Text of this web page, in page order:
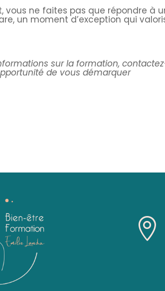
vous ne faites pas que répondre à
un moment d’exception qui
sur la formation,
de vous démarquer
